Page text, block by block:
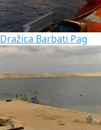
Dražica Barbati Pag